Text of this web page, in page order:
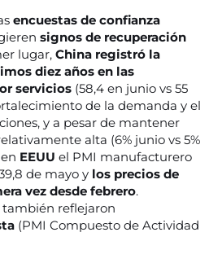
encuestas de confianza
signos de recuperación
lugar, China registró la
diez años en las
servicios (58,4 en junio vs 55
de la demanda y el
y a pesar de mantener
alta (6% junio vs 5%
EEUU el PMI manufacturero
de mayo y los precios de
vez desde febrero.
también reflejaron
(PMI Compuesto de Actividad